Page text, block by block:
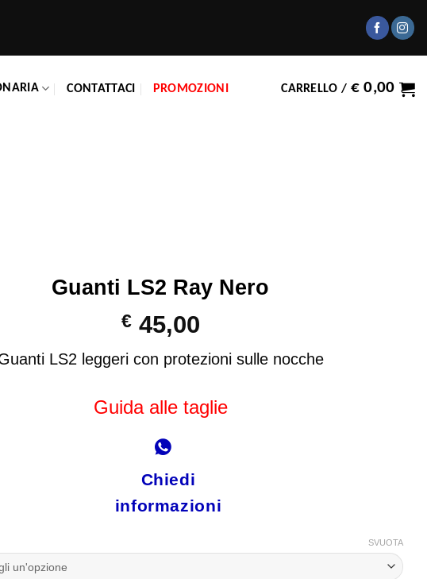
CONTATTACI PROMOZIONI CARRELLO / € 0,00
Guanti LS2 Ray Nero
€45,00
LS2 leggeri con protezioni sulle nocche
Guida alle taglie
Chiedi
informazioni
SVUOTA